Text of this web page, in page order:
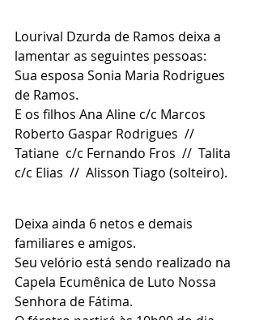
Lourival Dzurda de Ramos deixa a
lamentar as seguintes pessoas:
Sua esposa Sonia Maria Rodrigues
de Ramos.
E os filhos Ana Aline c/c Marcos
Roberto Gaspar Rodrigues  //
Tatiane  c/c Fernando Fros  //  Talita
c/c Elias  //  Alisson Tiago (solteiro).
Deixa ainda 6 netos e demais
familiares e amigos.
Seu velório está sendo realizado na
Capela Ecumênica de Luto Nossa
Senhora de Fátima.